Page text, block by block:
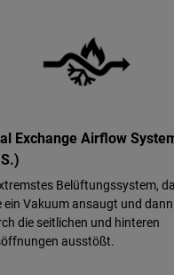
Exchange Airflow
Belüftungssystem,
ein Vakuum ansaugt und
die seitlichen und hinteren
ausstößt.